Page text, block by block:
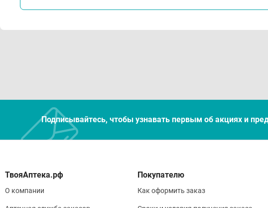
Подписывайтесь, чтобы узнавать первым об акцияx и
О компании
Покупателю
Как оформить заказ